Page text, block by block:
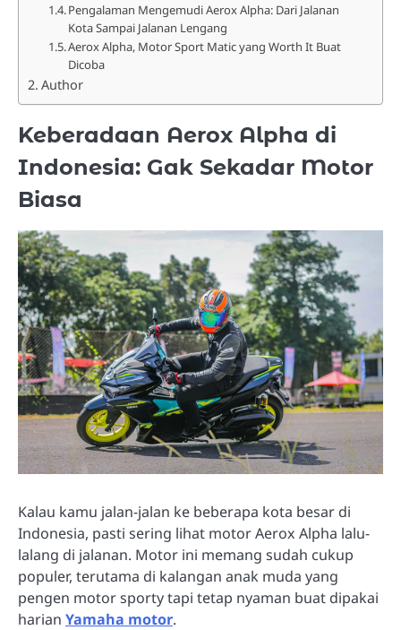
Pengalaman Mengemudi Aerox Alpha: Dari Jalanan
Kota Sampai Jalanan Lengang
Aerox Alpha, Motor Sport Matic yang Worth It Buat
Dicoba
Author
Keberadaan Aerox Alpha di
Indonesia: Gak Sekadar Motor
Biasa
Kalau kamu jalan-jalan ke beberapa kota besar di
Indonesia, pasti sering lihat motor Aerox Alpha lalu-
lalang di jalanan. Motor ini memang sudah cukup
populer, terutama di kalangan anak muda yang
pengen motor sporty tapi tetap nyaman buat dipakai
harian Yamaha motor.